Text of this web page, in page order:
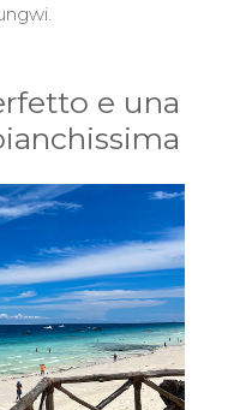
e una